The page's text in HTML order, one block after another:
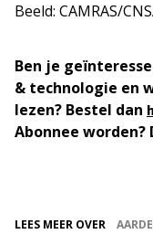
Beeld: CAMRAS/
Ben je
& technologie en
lezen? Bestel dan
Abonnee worden?
LEES MEER OVER AARDE